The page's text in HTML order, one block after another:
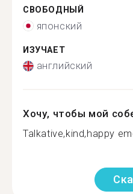
СВОБОДНЫЙ
японский
ИЗУЧАЕТ
английский
Хочу, чтобы мой
Talkative,kind,happy